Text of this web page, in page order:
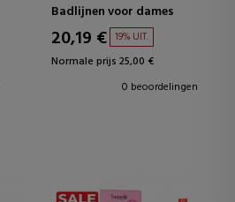
Badlijnen voor dames
20,19 € 19% UIT.
Normale prijs 25,00 €
0 beoordelingen